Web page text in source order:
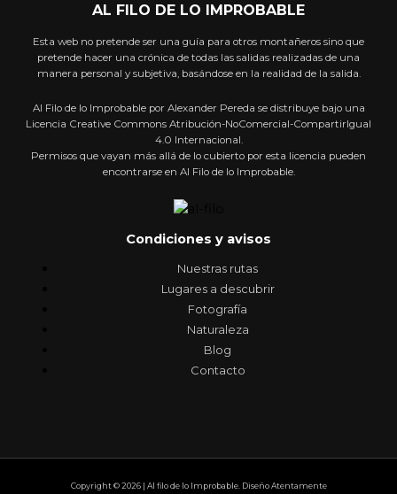
AL FILO DE LO IMPROBABLE
Esta web no pretende ser una guía para otros montañeros sino que
pretende hacer una crónica de todas las salidas realizadas de una
manera personal y subjetiva, basándose en la realidad de la salida.
Al Filo de lo Improbable por Alexander Pereda se distribuye bajo una
Licencia Creative Commons Atribución-NoComercial-CompartirIgual
4.0 Internacional.
Permisos que vayan más allá de lo cubierto por esta licencia pueden
encontrarse en Al Filo de lo Improbable.
Condiciones y avisos
Nuestras rutas
Lugares a descubrir
Fotografía
Naturaleza
Blog
Contacto
Copyright © 2026 | Al filo de lo Improbable. Diseño Atentamente